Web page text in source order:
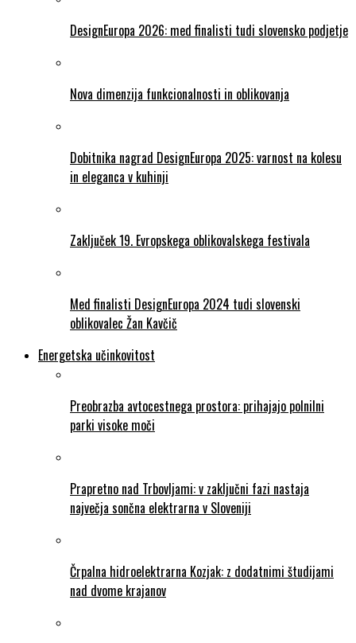
DesignEuropa 2026: med finalisti tudi slovensko podjetje
Nova dimenzija funkcionalnosti in oblikovanja
Dobitnika nagrad DesignEuropa 2025: varnost na kolesu
in eleganca v kuhinji
Zaključek 19. Evropskega oblikovalskega festivala
Med finalisti DesignEuropa 2024 tudi slovenski
oblikovalec Žan Kavčič
Energetska učinkovitost
Preobrazba avtocestnega prostora: prihajajo polnilni
parki visoke moči
Prapretno nad Trbovljami: v zaključni fazi nastaja
največja sončna elektrarna v Sloveniji
Črpalna hidroelektrarna Kozjak: z dodatnimi študijami
nad dvome krajanov